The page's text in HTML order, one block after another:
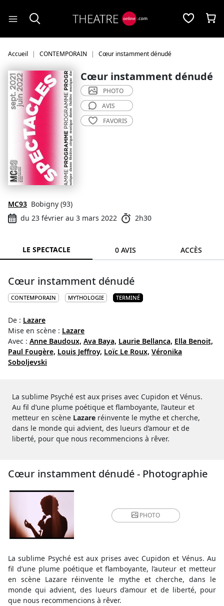
Accueil CONTEMPORAIN Cœur instamment dénudé
Cœur instamment dénudé
MC93 Bobigny (93)
du 23 février au 3 mars 2022
2h30
PHOTO
AVIS
FAVORIS
LE SPECTACLE 0 AVIS ACCÈS
Cœur instamment dénudé
CONTEMPORAIN MYTHOLOGIE TERMINÉ
De : Lazare
Mise en scène : Lazare
Avec : Anne Baudoux, Ava Baya, Laurie Bellanca, Ella Benoit,
Paul Fougère, Louis Jeffroy, Loïc Le Roux, Véronika
Soboljevski
La sublime Psyché est aux prises avec Cupidon et Vénus.
Au fil d’une plume poétique et flamboyante, l’auteur et
metteur en scène Lazare réinvente le mythe et cherche,
dans le monde qui advient, des lueurs d’amour et de
liberté, pour que nous recommencions à rêver.
Cœur instamment dénudé - Photographie
PHOTO
La sublime Psyché est aux prises avec Cupidon et Vénus. Au
fil d’une plume poétique et flamboyante, l’auteur et metteur
en scène Lazare réinvente le mythe et cherche, dans le
monde qui advient, des lueurs d’amour et de liberté, pour
que nous recommencions à rêver.